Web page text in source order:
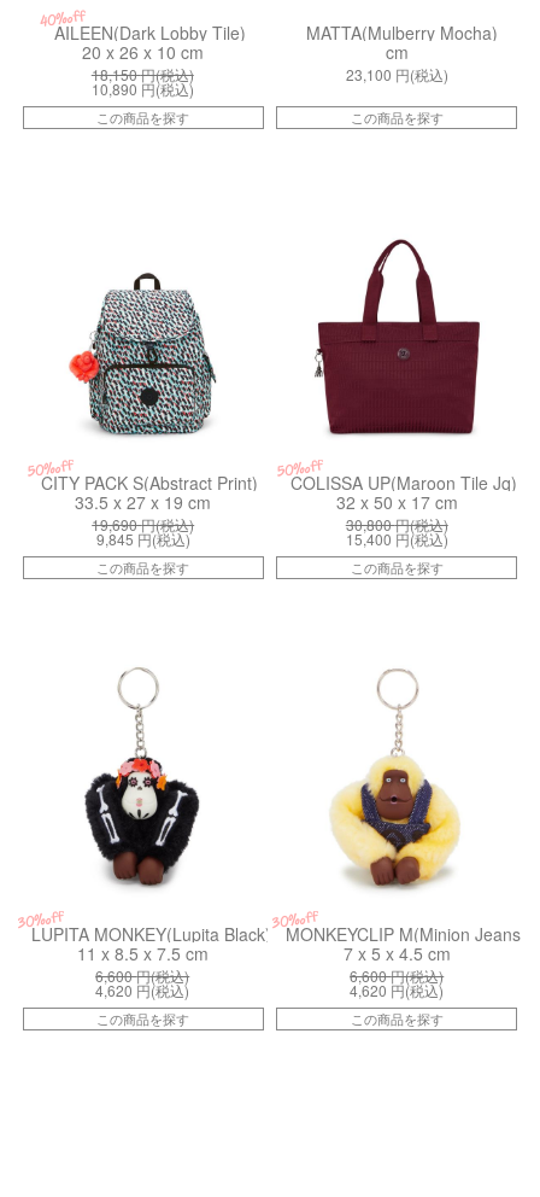
40%off
AILEEN(Dark Lobby Tile)
20 x 26 x 10 cm
18,150円(税込)
10,890 円(税込)
この商品を探す
MATTA(Mulberry Mocha)
cm
23,100 円(税込)
この商品を探す
50%off
CITY PACK S(Abstract Print)
33.5 x 27 x 19 cm
19,690円(税込)
9,845 円(税込)
この商品を探す
50%off
COLISSA UP(Maroon Tile Jq)
32 x 50 x 17 cm
30,800円(税込)
15,400 円(税込)
この商品を探す
30%off
LUPITA MONKEY(Lupita Black)
11 x 8.5 x 7.5 cm
6,600円(税込)
4,620 円(税込)
この商品を探す
30%off
MONKEYCLIP M(Minion Jeans
7 x 5 x 4.5 cm
6,600円(税込)
4,620 円(税込)
この商品を探す